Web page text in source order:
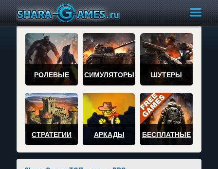
РОЛЕВЫЕ СИМУЛЯТОРЫ ШУТЕРЫ
СТРАТЕГИИ АРКАДЫ БЕСПЛАТНЫЕ